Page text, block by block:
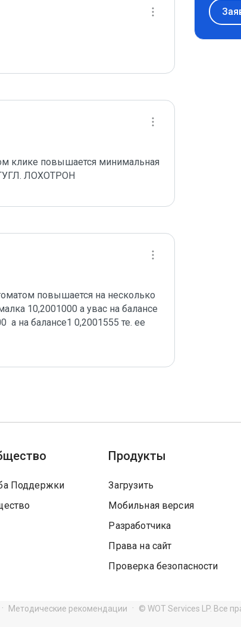
клике повышается минимальная
ГУГЛ. ЛОХОТРОН
повышается на несколько
10,2001000 а увас на балансе
а на балансе1 0,2001555 те. ее
Поддержки
Продукты
Загрузить
Мобильная версия
Разработчика
Права на сайт
Проверка безопасности
Методические рекомендации
© WOT Services LP. Все